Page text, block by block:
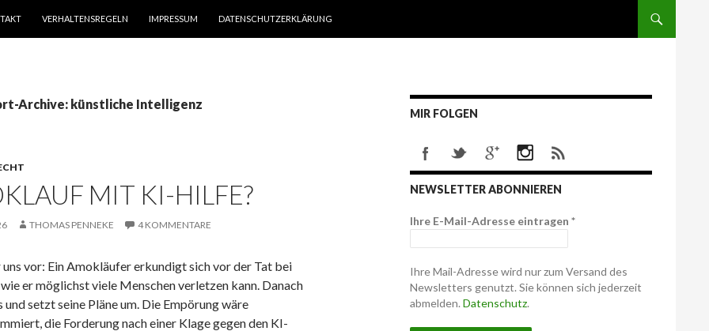
VERHALTENSREGELN IMPRESSUM DATENSCHUTZERKLÄRUNG
Archive: künstliche Intelligenz
MIT KI-HILFE?
THOMAS PENNEKE 4 KOMMENTARE
uns vor: Ein Amokläufer erkundigt sich vor der Tat bei
er möglichst viele Menschen verletzen kann. Danach
und setzt seine Pläne um. Die Empörung wäre
die Forderung nach einer Klage gegen den KI-
MIR FOLGEN
NEWSLETTER ABONNIEREN
Ihre E-Mail-Adresse eintragen *
Ihre Mail-Adresse wird nur zum Versand des
Newsletters genutzt. Sie können sich jederzeit
abmelden. Datenschutz.